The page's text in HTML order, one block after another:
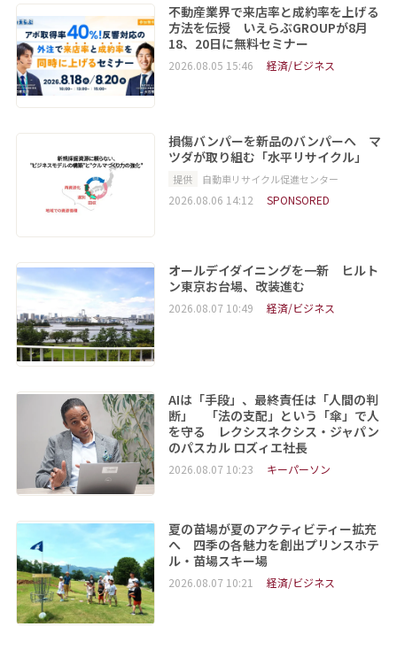
不動産業界で来店率と成約率を上げる
方法を伝授 いえらぶGROUPが8月
18、20日に無料セミナー
2026.08.05 15:46 経済/ビジネス
損傷バンパーを新品のバンパーへ マ
ツダが取り組む「水平リサイクル」
提供 自動車リサイクル促進センター
2026.08.06 14:12 SPONSORED
オールデイダイニングを一新 ヒルト
ン東京お台場、改装進む
2026.08.07 10:49 経済/ビジネス
AIは「手段」、最終責任は「人間の判
断」 「法の支配」という「傘」で人
を守る レクシスネクシス・ジャパン
のパスカル ロズィエ社長
2026.08.07 10:23 キーパーソン
夏の苗場が夏のアクティビティー拡充
へ 四季の各魅力を創出プリンスホテ
ル・苗場スキー場
2026.08.07 10:21 経済/ビジネス